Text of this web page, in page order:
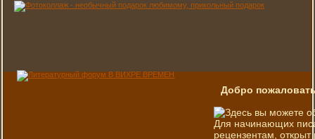
Добро
Здесь вы можете
Для начинающих
рецензентам, открыт